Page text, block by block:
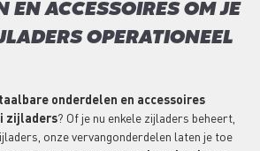
EN ACCESSOIRES OM JE
OPERATIONEEL
onderdelen en accessoires
zijladers? Of je nu enkele zijladers beheert,
onze vervangonderdelen laten je toe